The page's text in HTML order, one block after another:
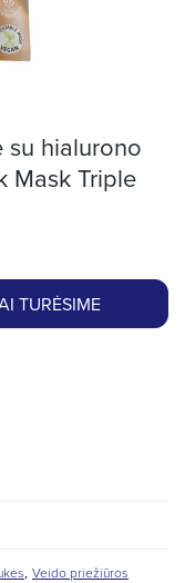
su hialurono
Mask Triple
TURĖSIME
Veido priežiūros